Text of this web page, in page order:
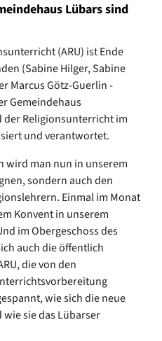
Lübars sind
(ARU) ist Ende
(Sabine Hilger, Sabine
Marcus Götz-Guerlin -
Gemeindehaus
der Religionsunterricht im
und verantwortet.
wird man nun in unserem
sondern auch den
Einmal im Monat
Konvent in unserem
im Obergeschoss des
auch die öffentlich
die von den
wie sich die neue
sie das Lübarser